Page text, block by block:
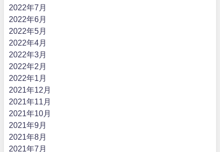
2022年7月
2022年6月
2022年5月
2022年4月
2022年3月
2022年2月
2022年1月
2021年12月
2021年11月
2021年10月
2021年9月
2021年8月
2021年7月